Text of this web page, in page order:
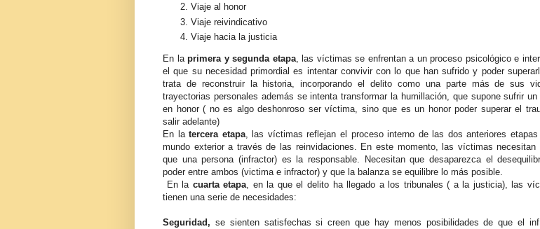
Viaje al honor
Viaje reivindicativo
Viaje hacia la justicia
En la primera y segunda etapa, las víctimas se enfrentan a un proceso psicológico e
el que su necesidad primordial es intentar convivir con lo que han sufrido y poder
trata de reconstruir la historia, incorporando el delito como una parte más de sus
trayectorias personales además se intenta transformar la humillación, que supone sufrir un
en honor ( no es algo deshonroso ser víctima, sino que es un honor poder superar el
salir adelante)
En latercera etapa, las víctimas reflejan el proceso interno de las dos anteriores etapas
mundo exterior a través de las reinvidaciones. En este momento, las víctimas necesitan
que una persona (infractor) es la responsable. Necesitan que desaparezca el
poder entre ambos (victima e infractor) y que la balanza se equilibre lo más posible.
En la cuarta etapa, en la que el delito ha llegado a los tribunales ( a la justicia), las
tienen una serie de necesidades:
Seguridad, se sienten satisfechas si creen que hay menos posibilidades de que el